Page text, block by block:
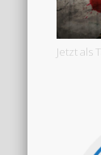
Jetzt als